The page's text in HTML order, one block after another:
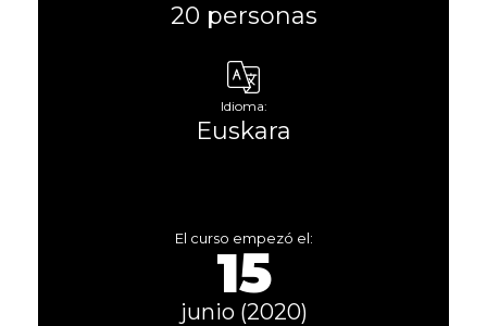
20 personas
Idioma:
Euskara
El curso empezó el:
15
junio (2020)